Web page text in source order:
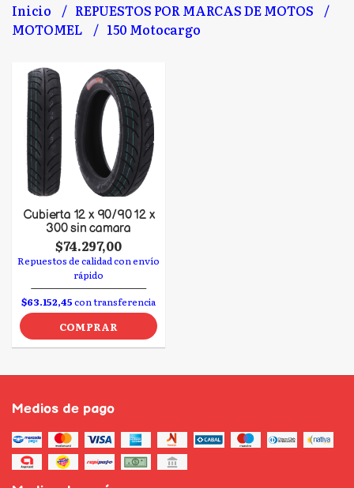
Inicio
REPUESTOS POR MARCAS DE MOTOS
MOTOMEL
150 Motocargo
Cubierta 12 x 90/90 12 x
300 sin camara
$74.297,00
Repuestos de calidad con envío
rápido
$63.152,45con transferencia
COMPRAR
Medios de pago